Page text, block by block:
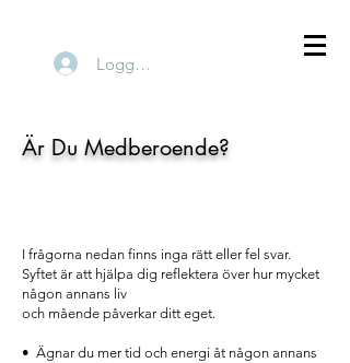
Logga in
Är Du Medberoende?
I frågorna nedan finns inga rätt eller fel svar.
Syftet är att hjälpa dig reflektera över hur mycket
någon annans liv
och mående påverkar ditt eget.
• Ägnar du mer tid och energi åt någon annans